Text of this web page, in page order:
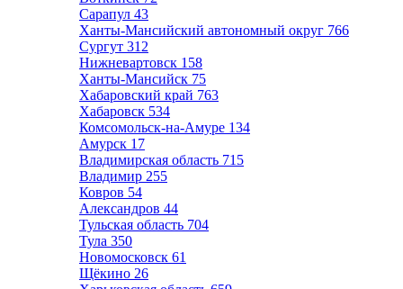
Сарапул 43
Ханты-Мансийский автономный округ 766
Сургут 312
Нижневартовск 158
Ханты-Мансийск 75
Хабаровский край 763
Хабаровск 534
Комсомольск-на-Амуре 134
Амурск 17
Владимирская область 715
Владимир 255
Ковров 54
Александров 44
Тульская область 704
Тула 350
Новомосковск 61
Щёкино 26